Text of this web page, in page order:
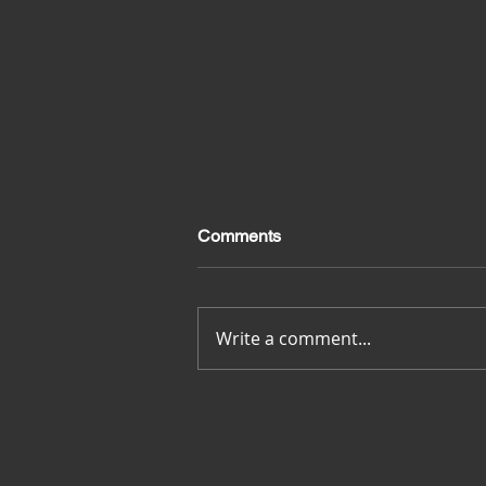
Merci pour tout
Comments
Write a comment...